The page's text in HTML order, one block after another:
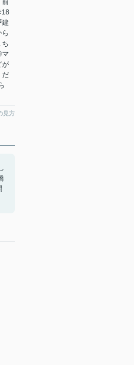
建
ち
マ
が
だ
見方